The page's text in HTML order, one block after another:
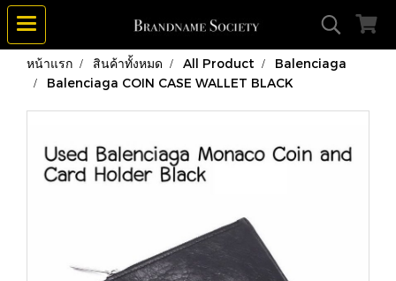
หน้าแรก สินค้าทั้งหมด All Product
Balenciaga
Balenciaga COIN CASE WALLET BLACK